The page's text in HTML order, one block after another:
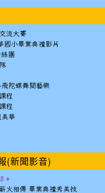
流大賽
國小畢業典禮影片
團
陀蝶舞閱藝樂
程
程
華
(新聞影音)
✦
火相傳 畢業典禮秀美技